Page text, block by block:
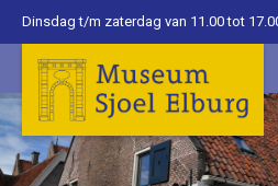
Dinsdag t/m zaterdag van 11.00 tot